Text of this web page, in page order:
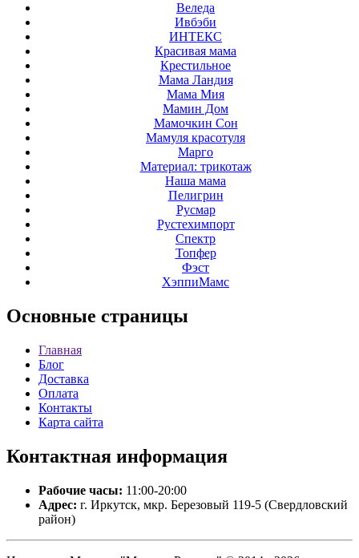
Веледа
Ивбэби
ИНТЕКС
Красивая мама
Крестильное
Мама Ландия
Мама Мия
Мамин Дом
Мамочкин Сон
Мамуля красотуля
Марго
Материал: трикотаж
Наша мама
Пелигрин
Русмар
Рустехимпорт
Спектр
Топфер
Фэст
ХэппиМамс
Основные страницы
Главная
Блог
Доставка
Оплата
Контакты
Карта сайта
Контактная информация
Рабочие часы: 11:00-20:00
Адрес: г. Иркутск, мкр. Березовый 119-5 (Свердловский
район)